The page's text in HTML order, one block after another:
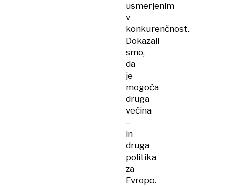
usmerjenim
v
konkurenčnost.
Dokazali
smo,
da
je
mogoča
druga
večina
–
in
druga
politika
za
Evropo.